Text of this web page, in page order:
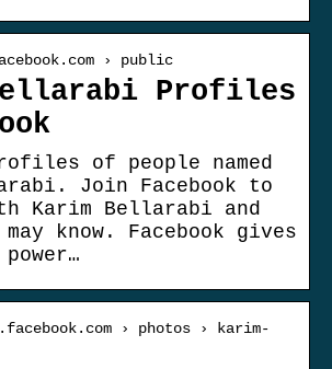
› public
Profiles
of people named
Join Facebook to
Karim Bellarabi and
know. Facebook gives
› photos › karim-